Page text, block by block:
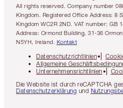
All rights reserved. Company number
Kingdom. Registered Office Address: 8
Kingdom WC2R 2ND. VAT number: GB
Address: Ormond Building, 31-36
N5YH, Ireland. Kontakt
Datenschutzrichtlinien
Allgemeine
Unternehmensrichtlinien
Die Website ist durch reCAPTCHA
Datenschutzerklärung und